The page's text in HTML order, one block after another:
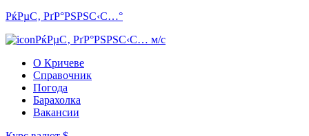
РќРµС‚ РґР°РЅРЅС‹С…°
РќРµС‚ РґР°РЅРЅС‹С… м/с
О Кричеве
Справочник
Погода
Барахолка
Вакансии